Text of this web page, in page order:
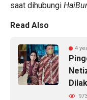
saat dihubungi
Read Also
4
973